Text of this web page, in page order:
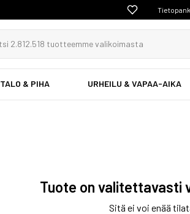
TALO & PIHA URHEILU & VAPAA-AIKA
Tuote on valitettavasti
Sitä ei voi enää